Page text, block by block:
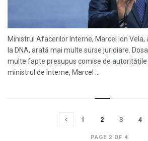
Ministrul Afacerilor Interne, Marcel Ion
la DNA, arată mai multe surse juridiare.
multe fapte presupus comise de autorităţile
ministrul de Interne, Marcel ...
PAGE 2 OF 4
1 2 3 4